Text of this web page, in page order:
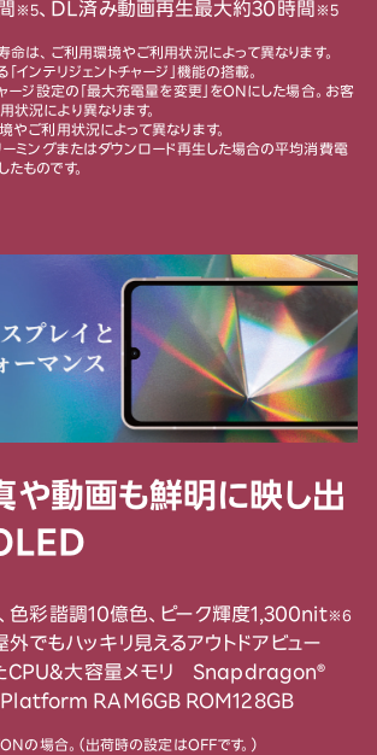
※5、DL済み動画再生最大約30時間 ※5
は、ご利用環境やご利用状況によって異なります。
インテリジェントチャージ」機能の搭載。
ージ設定の「最大充電量を変更」をONにした場合。お客
況により異なります。
ご利用状況によって異なります。
ミングまたはダウンロード再生した場合の平均消費電
ものです。
や動画も鮮明に映し出
色彩諧調10億色、ピーク輝度1,300nit※6
でもハッキリ見えるアウトドアビュー
CPU&大容量メモリ Snapdragon®
RAM6GB ROM128GB
の場合。（出荷時の設定はOFFです。）